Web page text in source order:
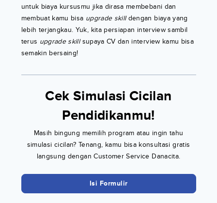
untuk biaya kursusmu jika dirasa membebani dan
membuat kamu bisa upgrade skilldengan biaya yang
lebih terjangkau. Yuk, kita persiapan interview sambil
terus upgrade skillsupaya CV dan interview kamu bisa
semakin bersaing!
Cek Simulasi Cicilan
Pendidikanmu!
Masih bingung memilih program atau ingin tahu
simulasi cicilan? Tenang, kamu bisa konsultasi gratis
langsung dengan Customer Service Danacita.
Isi Formulir